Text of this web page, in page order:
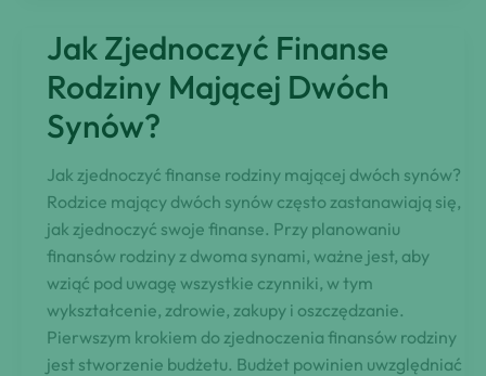
się
kwalifikuje
i
jak
wniosek
Jak Zjednoczyć Finanse
Rodziny Mającej Dwóch
Synów?
Jak zjednoczyć finanse rodziny mającej dwóch synów?
Rodzice mający dwóch synów często zastanawiają się,
jak zjednoczyć swoje finanse. Przy planowaniu
finansów rodziny z dwoma synami, ważne jest, aby
wziąć pod uwagę wszystkie czynniki, w tym
wykształcenie, zdrowie, zakupy i oszczędzanie.
Pierwszym krokiem do zjednoczenia finansów rodziny
jest stworzenie budżetu. Budżet powinien uwzględniać